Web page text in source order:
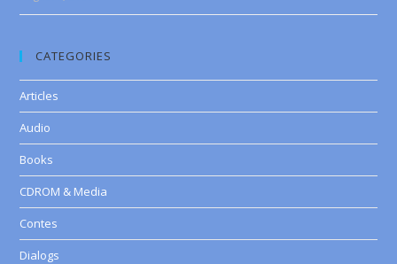
CATEGORIES
Articles
Audio
Books
CDROM & Media
Contes
Dialogs